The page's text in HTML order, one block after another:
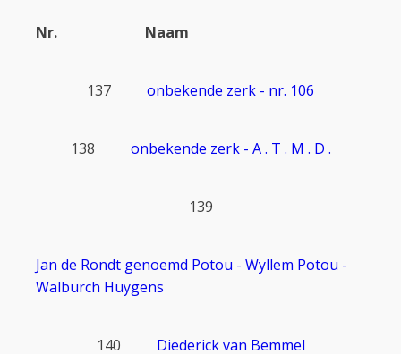
Nr. Naam
137 onbekende zerk - nr. 106
138 onbekende zerk - A . T . M . D .
139
Jan de Rondt genoemd Potou - Wyllem Potou -
Walburch Huygens
140 Diederick van Bemmel